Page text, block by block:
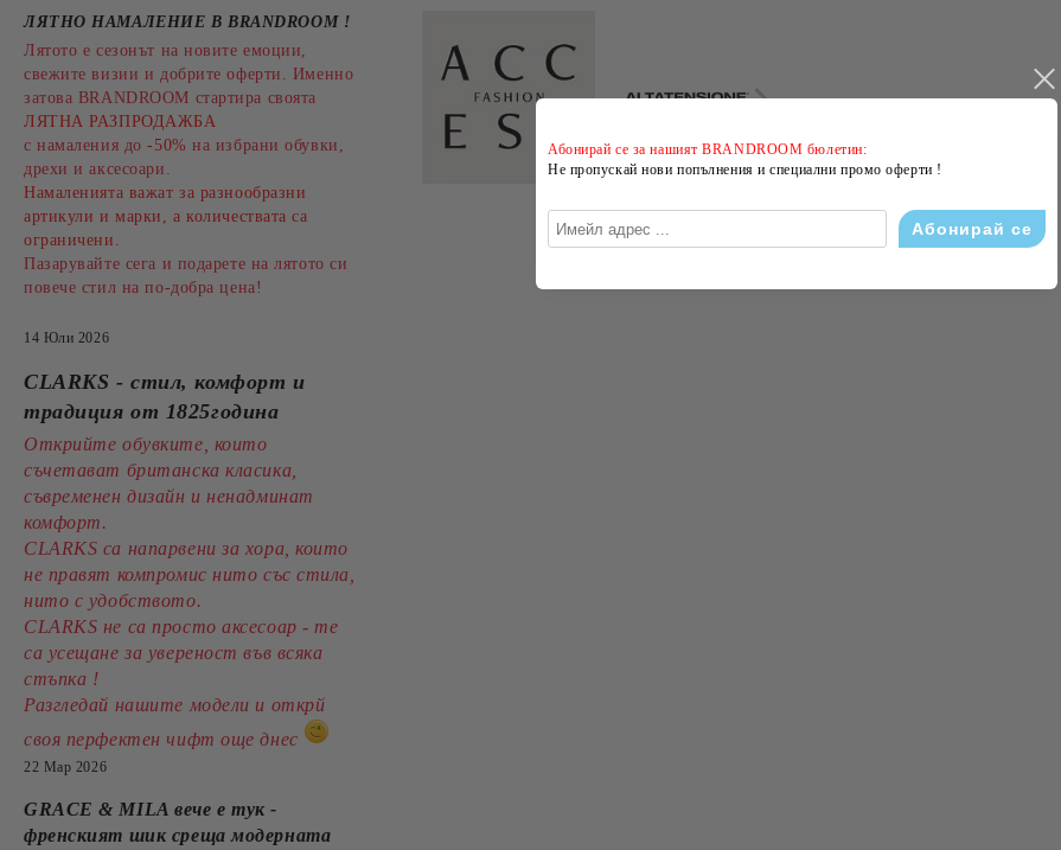
ЛЯТНО НАМАЛЕНИЕ В BRANDROOM !
Лятото е сезонът на новите емоции,
свежите визии и добрите оферти. Именно
затова BRANDROOM стартира своята
ЛЯТНА РАЗПРОДАЖБА
с намаления до -50% на избрани обувки,
дрехи и аксесоари.
Намаленията важат за разнообразни
артикули и марки, а количествата са
ограничени.
Пазарувайте сега и подарете на лятото си
повече стил на по-добра цена!
14 Юли 2026
CLARKS - стил, комфорт и
традиция от 1825година
Открийте обувките, които
съчетават британска класика,
съвременен дизайн и ненадминат
комфорт.
CLARKS са напарвени за хора, които
не правят компромис нито със стила,
нито с удобството.
CLARKS не са просто аксесоар - те
са усещане за увереност във всяка
стъпка !
Разгледай нашите модели и открй
своя перфектен чифт още днес
22 Мар 2026
GRACE & MILA вече е тук -
френският шик среща модерната
Абонирай се за нашият BRANDROOM бюлетин:
Не пропускай нови попълнения и специални промо оферти !